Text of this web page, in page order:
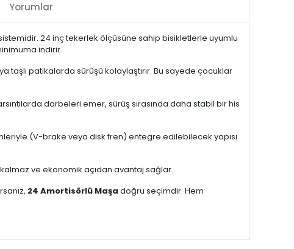
Yorumlar
24 inç tekerlek ölçüsüne sahip bisikletlerle uyumlu
indirir.
taşlı patikalarda sürüşü kolaylaştırır. Bu sayede çocuklar
darbeleri emer, sürüş sırasında daha stabil bir his
(V-brake veya disk fren) entegre edilebilecek yapısı
ve ekonomik açıdan avantaj sağlar.
24 Amortisörlü Maşa doğru seçimdir. Hem